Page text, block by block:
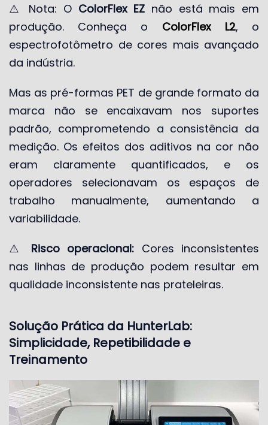
⚠️ Nota: O ColorFlex EZ não está mais em
produção. Conheça o ColorFlex L2, o
espectrofotômetro de cores mais avançado
da indústria.
Mas as pré-formas PET de grande formato da
marca não se encaixavam nos suportes
padrão, comprometendo a consistência da
medição. Os efeitos dos aditivos na cor não
eram claramente quantificados, e os
operadores selecionavam os espaços de
trabalho manualmente, aumentando a
variabilidade.
⚠️ Risco operacional: Cores inconsistentes
nas linhas de produção podem resultar em
qualidade inconsistente nas prateleiras.
Solução Prática da HunterLab:
Simplicidade, Repetibilidade e
Treinamento